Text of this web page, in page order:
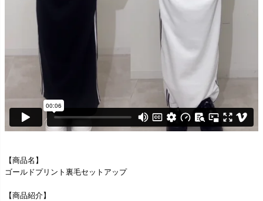
【商品名】
ゴールドプリント裏毛セットアップ
【商品紹介】